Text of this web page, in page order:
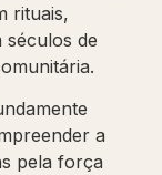
rituais,
séculos de
a
pela força